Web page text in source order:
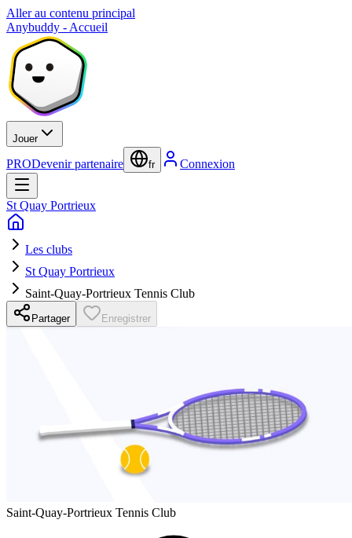
Aller au contenu principal
Anybuddy - Accueil
Jouer
PRODevenir partenaire fr Connexion
St Quay Portrieux
Les clubs
St Quay Portrieux
Saint-Quay-Portrieux Tennis Club
Partager Enregistrer
Saint-Quay-Portrieux Tennis Club